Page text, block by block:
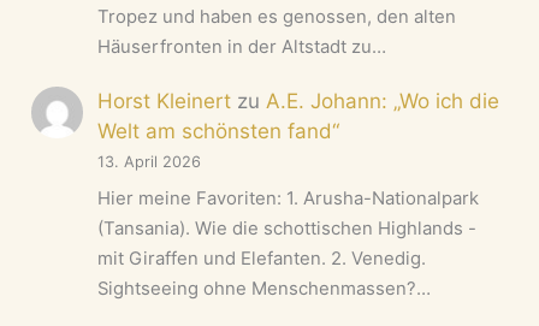
Tropez und haben es genossen, den alten
Häuserfronten in der Altstadt zu…
Horst Kleinert zuA.E. Johann: „Wo ich die
Welt am schönsten fand“
13. April 2026
Hier meine Favoriten: 1. Arusha-Nationalpark
(Tansania). Wie die schottischen Highlands -
mit Giraffen und Elefanten. 2. Venedig.
Sightseeing ohne Menschenmassen?…